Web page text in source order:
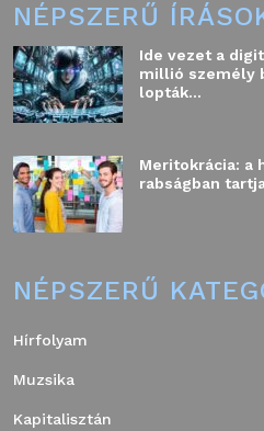
NÉPSZERŰ
Ide vezet a
millió személy
lopták...
Meritokrácia: a
rabságban
NÉPSZERŰ
Hírfolyam
Muzsika
Kapitalisztán